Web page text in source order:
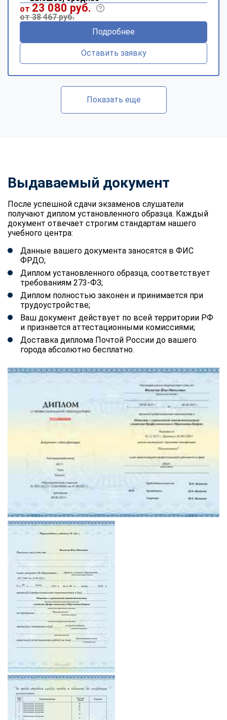
от 23 080 руб.
от 38 467 руб.
Подробнее
Оставить заявку
Показать еще
Выдаваемый документ
После успешной сдачи экзаменов слушатели
получают диплом установленного образца. Каждый
документ отвечает строгим стандартам нашего
учебного центра:
Данные вашего документа заносятся в ФИС
ФРДО;
Диплом установленного образца, соответствует
требованиям 273-ФЗ;
Диплом полностью законен и принимается при
трудоустройстве;
Ваш документ действует по всей территории РФ
и признается аттестационными комиссиями;
Доставка диплома Почтой России до вашего
города абсолютно бесплатно.